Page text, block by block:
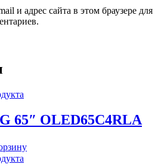
и адрес сайта в этом браузере для
65″ OLED65C4RLA